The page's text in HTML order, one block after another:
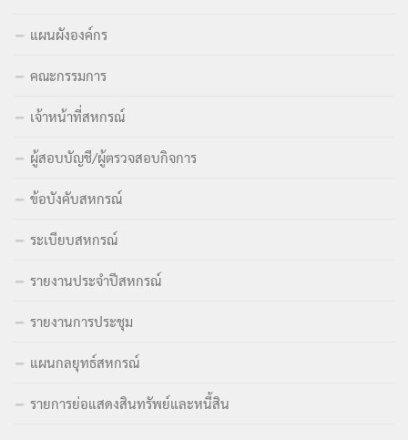
แผนผังองค์กร
คณะกรรมการ
เจ้าหน้าที่สหกรณ์
ผู้สอบบัญชี/ผู้ตรวจสอบกิจการ
ข้อบังคับสหกรณ์
ระเบียบสหกรณ์
รายงานประจำปีสหกรณ์
รายงานการประชุม
แผนกลยุทธ์สหกรณ์
รายการย่อแสดงสินทรัพย์และหนี้สิน